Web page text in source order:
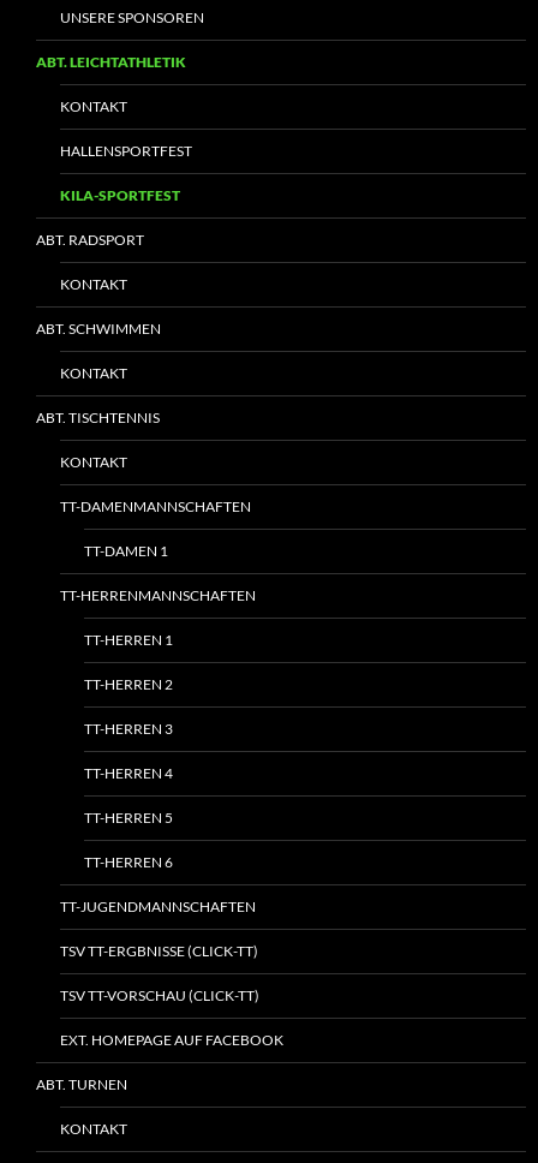
UNSERE SPONSOREN
ABT. LEICHTATHLETIK
KONTAKT
HALLENSPORTFEST
KILA-SPORTFEST
ABT. RADSPORT
KONTAKT
ABT. SCHWIMMEN
KONTAKT
ABT. TISCHTENNIS
KONTAKT
TT-DAMENMANNSCHAFTEN
TT-DAMEN 1
TT-HERRENMANNSCHAFTEN
TT-HERREN 1
TT-HERREN 2
TT-HERREN 3
TT-HERREN 4
TT-HERREN 5
TT-HERREN 6
TT-JUGENDMANNSCHAFTEN
TSV TT-ERGBNISSE (CLICK-TT)
TSV TT-VORSCHAU (CLICK-TT)
EXT. HOMEPAGE AUF FACEBOOK
ABT. TURNEN
KONTAKT